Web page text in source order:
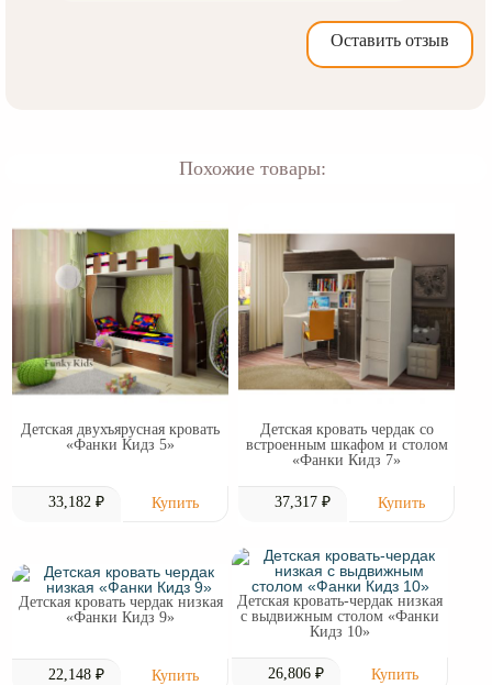
Оставить отзыв
Похожие товары:
Детская двухъярусная кровать
«Фанки Кидз 5»
33,182 ₽
Детская кровать чердак со
встроенным шкафом и столом
«Фанки Кидз 7»
37,317 ₽
Детская кровать чердак низкая
«Фанки Кидз 9»
22,148 ₽
Детская кровать-чердак низкая
с выдвижным столом «Фанки
Кидз 10»
26,806 ₽